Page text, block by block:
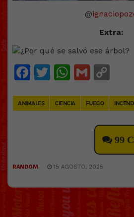
@
Extra:
Facebook
TwitterGmail
ANIMALES CIENCIA FUEGO
99
RANDOM 15 AGOSTO, 2025